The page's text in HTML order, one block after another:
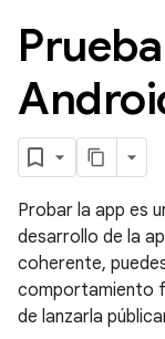
Probar la app es
desarrollo de la
coherente,
comportamiento
de lanzarla